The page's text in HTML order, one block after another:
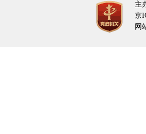
主
京
网